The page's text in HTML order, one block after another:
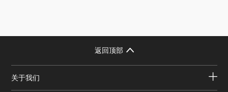
返回顶部
关于我们